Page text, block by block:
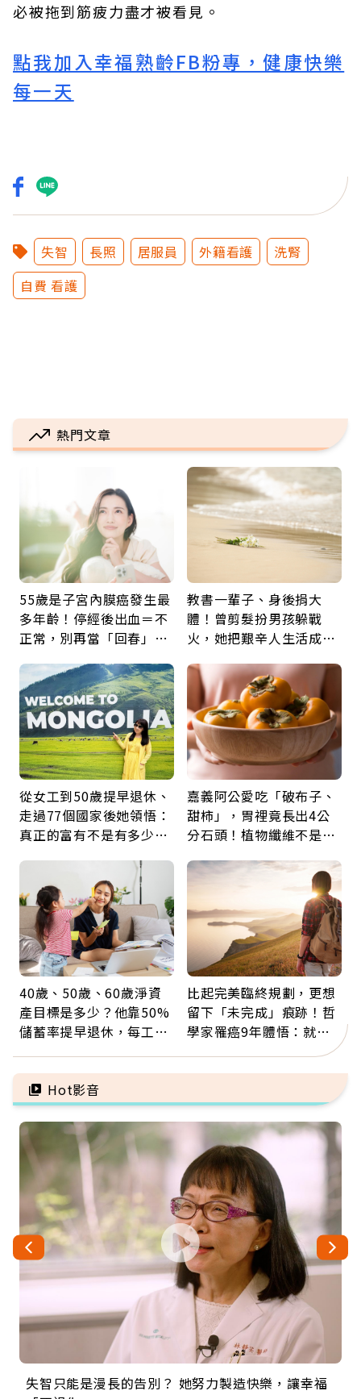
必被拖到筋疲力盡才被看見。
點我加入幸福熟齡FB粉專，健康快樂
每一天
失智 長照 居服員 外籍看護
洗腎
自費 看護
熱門文章
55歲是子宮內膜癌發生最
多年齡！停經後出血＝不
正常，別再當「回春」…
癒率達9成5
教書一輩子、身後捐大
體！曾剪髮扮男孩躲戰
火，她把艱辛人生活成風
福
從女工到50歲提早退休、
走過77個國家後她領悟：
真正的富有不是有多少
嘉義阿公愛吃「破布子、
甜柿」，胃裡竟長出4公
分石頭！植物纖維不是吃
榜
40歲、50歲、60歲淨資
產目標是多少？他靠50%
儲蓄率提早退休，每工作
比起完美臨終規劃，更想
留下「未完成」痕跡！哲
學家罹癌9年體悟：就算
給人添麻煩，我仍想與明
天相遇
Hot影音
失智只能是漫長的告別？ 她努力製造快樂，讓幸福
來自剛果的巧克力神父 為台灣奉獻36年 「台灣是我
63歲卸矽谷副總、搬回台灣找快樂！「蛋黃哥小
104歲打破金氏世界紀錄 成為全球最年長羽球選
事業巔峰他選擇追夢…黑手阿伯拉小提琴還登上小